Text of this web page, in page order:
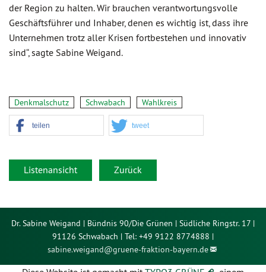
der Region zu halten. Wir brauchen verantwortungsvolle
Geschäftsführer und Inhaber, denen es wichtig ist, dass ihre
Unternehmen trotz aller Krisen fortbestehen und innovativ
sind“, sagte Sabine Weigand.
Denkmalschutz Schwabach Wahlkreis
teilen tweet
Listenansicht Zurück
Dr. Sabine Weigand | Bündnis 90/Die Grünen | Südliche Ringstr. 17 |
91126 Schwabach | Tel: +49 9122 8774888 |
sabine.weigand@gruene-fraktion-bayern.de